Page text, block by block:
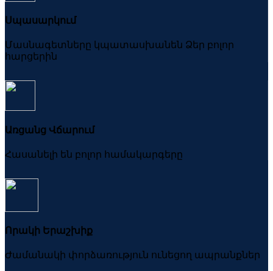
Սպասարկում
Մասնագետները կպատասխանեն Ձեր բոլոր
հարցերին
Առցանց Վճարում
Հասանելի են բոլոր համակարգերը
Որակի Երաշխիք
Ժամանակի փորձառություն ունեցող ապրանքներ